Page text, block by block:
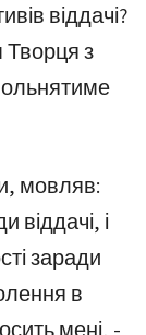
віддачі?
Творця з
мовляв:
і
заради
в